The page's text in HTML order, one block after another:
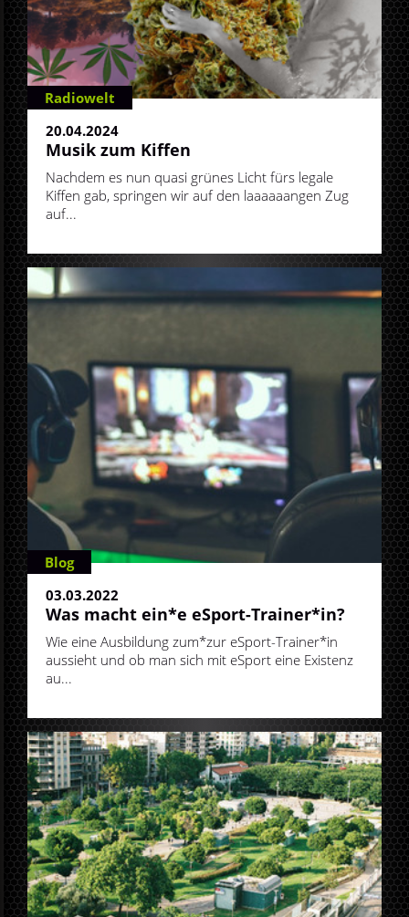
Radiowelt
20.04.2024
Musik zum Kiffen
Nachdem es nun quasi grünes Licht fürs legale
Kiffen gab, springen wir auf den laaaaaangen Zug
auf...
Blog
03.03.2022
Was macht ein*e eSport-Trainer*in?
Wie eine Ausbildung zum*zur eSport-Trainer*in
aussieht und ob man sich mit eSport eine Existenz
au...